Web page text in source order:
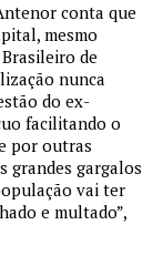
conta que
mesmo
de
nunca
do ex-
facilitando o
por outras
grandes gargalos
vai ter
e multado”,